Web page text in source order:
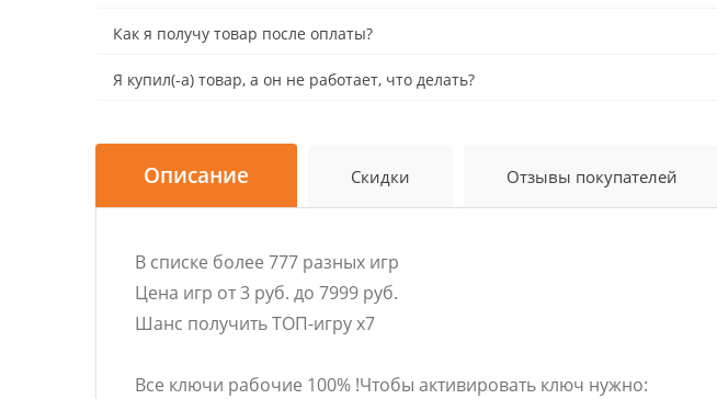
Как я получу товар после оплаты?
Я купил(-а) товар, а он не работает, что делать?
Описание Скидки Отзывы покупателей
В списке более 777 разных игр
Цена игр от 3 руб. до 7999 руб.
Шанс получить ТОП-игру х7
Все ключи рабочие 100% !Чтобы активировать ключ нужно: